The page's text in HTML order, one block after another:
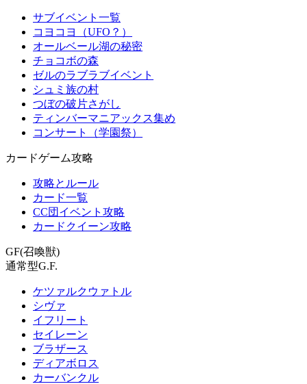
サブイベント一覧
コヨコヨ（UFO？）
オールベール湖の秘密
チョコボの森
ゼルのラブラブイベント
シュミ族の村
つぼの破片さがし
ティンバーマニアックス集め
コンサート（学園祭）
カードゲーム攻略
攻略とルール
カード一覧
CC団イベント攻略
カードクイーン攻略
GF(召喚獣)
通常型G.F.
ケツァルクウァトル
シヴァ
イフリート
セイレーン
ブラザース
ディアボロス
カーバンクル